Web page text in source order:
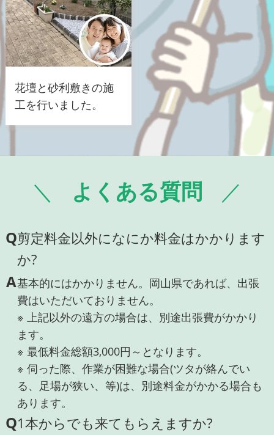
花壇と砂利敷きの施
工を行いました。
よくある質問
Q剪定料金以外になにか料金はかかります
か?
A基本的にはかかりません。岡山県であれば、出張
費はいただいておりません。
※ 上記以外の遠方の場合は、別途出張費がかかり
ます。
※ 最低料金総額3,000円～となります。
※ 伺った際、作業が困難な場合(ツタが絡んでい
る、足場が狭い、等)は、別途料金がかかる場合も
あります。
Q1本からでも来てもらえますか?